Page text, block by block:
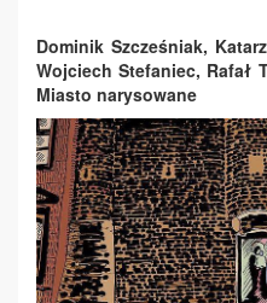
Dominik Szcześniak,
Wojciech Stefaniec, Rafał
Miasto narysowane